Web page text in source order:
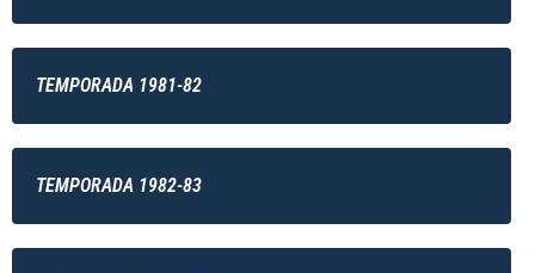
TEMPORADA 1981-82
TEMPORADA 1982-83